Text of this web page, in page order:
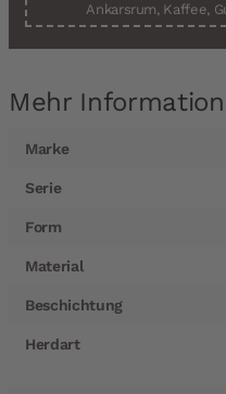
Ankarsrum, Kaffee,
Mehr
Informationen
Marke
Serie
Form
Material
Beschichtung
Herdart